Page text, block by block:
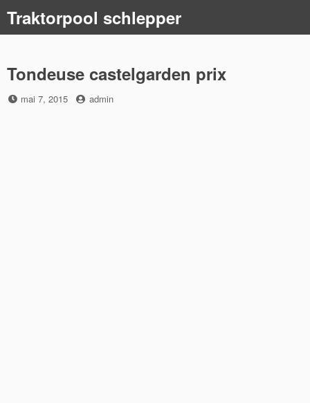
content
Traktorpool schlepper
Tondeuse castelgarden prix
Posted
mai 7, 2015 by
admin